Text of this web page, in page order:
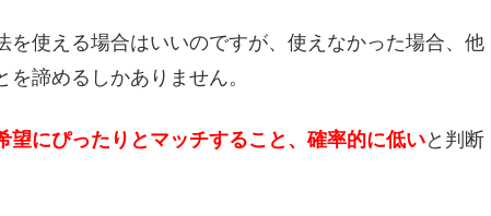
使える場合はいいのですが、使えなかった場合、他
諦めるしかありません。
望にぴったりとマッチすること、確率的に低いと判断